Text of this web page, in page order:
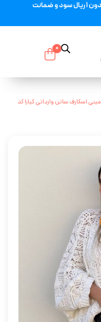
0
مینی اسکارف ساتن وارداتی کیارا کد